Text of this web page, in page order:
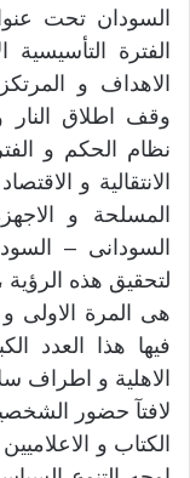
السودان تحت
الفترة التأسيسية
الاهداف و
وقف اطلاق النار
نظام الحكم و
الانتقالية و
المسلحة و
السودانى –
لتحقيق هذه الرؤية ،
هى المرة الاولى
فيها هذا العدد
الاهلية و اطراف
لافتآ حضور
الكتاب و